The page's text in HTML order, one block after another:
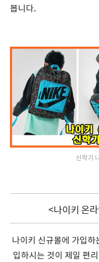
봅니다.
신학기
<나이키 온
나이키 신규몰에 가입하
입하시는 것이 제일 편